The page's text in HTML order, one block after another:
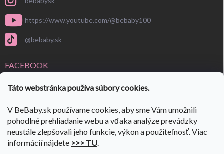
Táto webstránka používa súbory cookies.
V BeBaby.sk používame cookies, aby sme Vám umožnili
pohodlné prehliadanie webu a vďaka analýze prevádzky
neustále zlepšovali jeho funkcie, výkon a použiteľnosť. Viac
informácií nájdete >>> TU.
https://www.youtube.com/@bebaby100
@bebaby.sk
FACEBOOK